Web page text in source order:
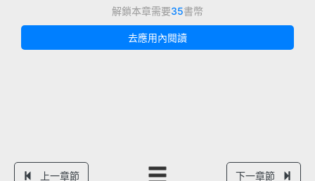
解鎖本章需要35書幣
去應用內閱讀
上一章節 下一章節